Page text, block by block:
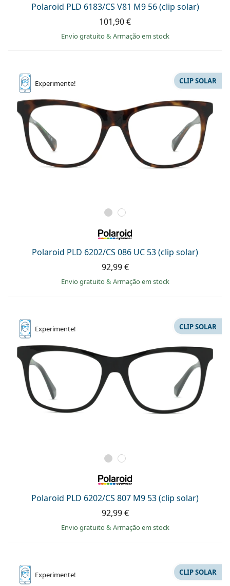
Polaroid PLD 6183/CS V81 M9 56 (clip solar)
101,90 €
Envio gratuito& Armação em stock
Experimente!
Polaroid PLD 6202/CS 086 UC 53 (clip solar)
CLIP SOLAR
92,99 €
Envio gratuito& Armação em stock
Experimente!
Polaroid PLD 6202/CS 807 M9 53 (clip solar)
CLIP SOLAR
92,99 €
Envio gratuito& Armação em stock
Experimente! CLIP SOLAR